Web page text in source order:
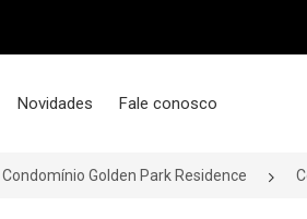
Novidades Fale conosco
Condomínio Golden Park Residence